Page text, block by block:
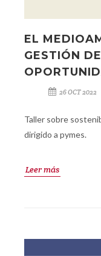
EL
GESTIÓN
26 OCT 2022
Taller sobre
dirigido a pymes.
Leer más